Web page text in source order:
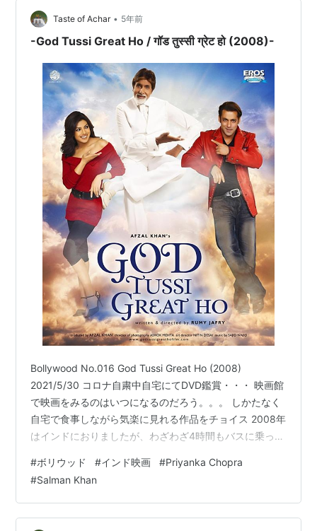
Taste of Achar • 5年前
-God Tussi Great Ho / गॉड तुस्सी ग्रेट हो (2008)-
Bollywood No.016 God Tussi Great Ho (2008)
2021/5/30 コロナ自粛中自宅にてDVD鑑賞・・・ 映画館
で映画をみるのはいつになるのだろう。。。 しかたなく
自宅で食事しながら気楽に見れる作品をチョイス 2008年
はインドにおりましたが、わざわざ4時間もバスに乗って
Tussi Great Ho (2008) テキトーに解説 Cast Salman
Khan as Arun Prajapati Priyanka Chopra as Alia Kapoor
Amitabh Bachchan as G…
#ボリウッド #インド映画 #Priyanka Chopra
#Salman Khan